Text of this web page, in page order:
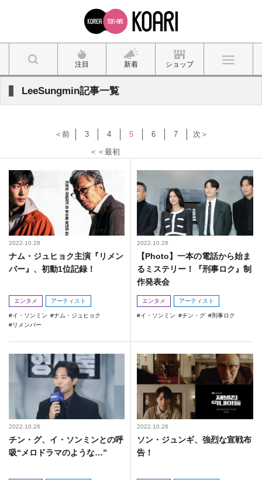
注目 新着 ショップ
LeeSungmin記事一覧
＜＜最初
＜前 3 4 5 6 7 次＞
2022.10.28
ナム・ジュヒョク主演『リメン
バー』、初動1位記録！
エンタメ アーティスト
イ・ソンミン
ナム・ジュヒョク
リメンバー
2022.10.26
【Photo】一本の電話から始ま
るミステリー！『刑事ロク』制
作発表会
エンタメ アーティスト
イ・ソンミン チン・グ 刑事ロク
2022.10.26
チン・グ、イ・ソンミンとの呼
吸“メロドラマのような…”
2022.10.26
ソン・ジュンギ、強烈な宣戦布
告！